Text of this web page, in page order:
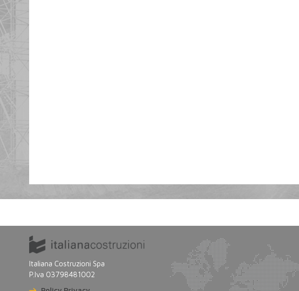
Italiana Costruzioni Spa
P.Iva 03798481002